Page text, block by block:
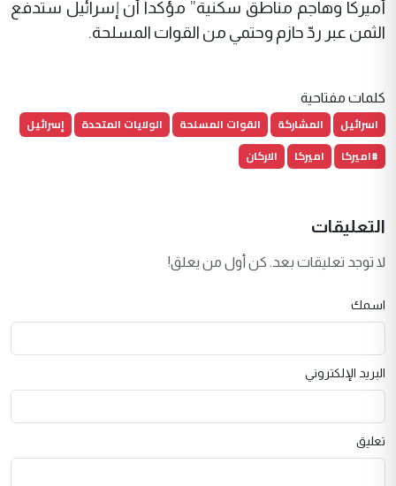
أميركا وهاجم مناطق سكنية” مؤكداً أن إسرائيل ستدفع
الثمن عبر ردّ حازم وحتمي من القوات المسلحة.
كلمات مفتاحية
اسرائيل المشاركة القوات المسلحة الولايات المتحدة
إسرائيل
#اميركا
اميركا الاركان
التعليقات
لا توجد تعليقات بعد. كن أول من يعلق!
اسمك
البريد الإلكتروني
تعليق